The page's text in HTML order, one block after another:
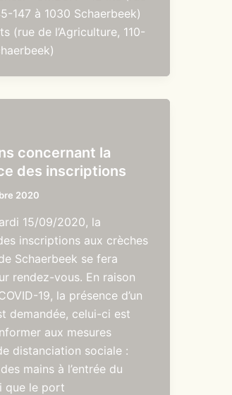
147 à 1030 Schaerbeek)
(rue de l’Agriculture, 110-
concernant la
des inscriptions
2020
15/09/2020, la
inscriptions aux crèches
Schaerbeek se fera
rendez-vous. En raison
19, la présence d’un
demandée, celui-ci est
aux mesures
distanciation sociale :
mains à l’entrée du
que le port